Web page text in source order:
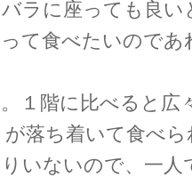
ラに座っても良
て食べたいのであ
１階に比べると広
落ち着いて食べ
いないので、一人